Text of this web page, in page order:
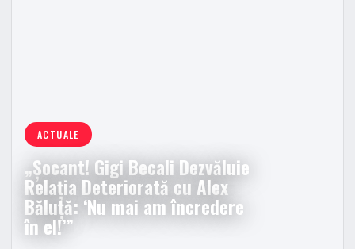
ACTUALE
„Șocant! Gigi Becali Dezvăluie
Relația Deteriorată cu Alex
Băluță: ‘Nu mai am încredere
în el!’”